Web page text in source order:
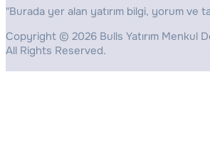
"Burada yer alan yatırım bilgi, yorum ve
Copyright © 2026 Bulls Yatırım Menkul
All Rights Reserved.